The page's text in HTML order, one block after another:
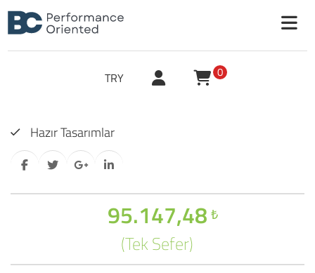
TRY 0
Hazır Tasarımlar
₺
95.147,48
(Tek Sefer)